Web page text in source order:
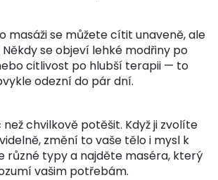
masáži se můžete cítit unaveně, ale
se objeví lehké modřiny po
citlivost po hlubší terapii — to
odezní do pár dní.
než chvilkově potěšit. Když ji zvolíte
změní to vaše tělo i mysl k
různé typy a najděte maséra, který
vašim potřebám.